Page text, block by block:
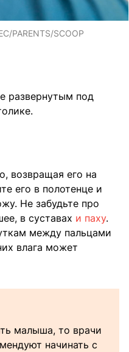
PARENTS/SCOOP
развернутым под
возвращая его на
его в полотенце и
Не забудьте про
в суставах и паху.
между пальцами
влага может
малыша, то врачи
начинать с